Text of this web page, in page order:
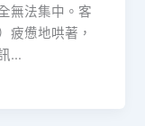
無法集中。客
疲憊地哄著，
…